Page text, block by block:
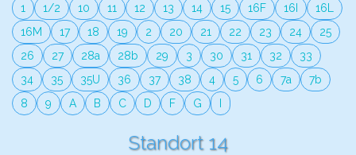
1 1/2 10 11 12 13 14 15 16F 16I
16L
16M
17 18 19 2 20 21 22 23 24
25
26
27 28a 28b 29 3 30 31 32
33
34
35 35U 36 37 38 4 5 6 7a
7b
8
9 A B C D F G
Standort 14